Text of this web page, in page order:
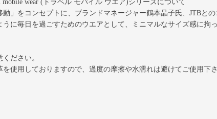
wear (トラベル モバイル ウエア)シリーズについて
動」をコンセプトに、ブランドマネージャー鶴本晶子氏、JTBと
うに毎日を過ごすためのウエアとして、ミニマルなサイズ感に拘
ださい。
を使用しておりますので、過度の摩擦や水濡れは避けてご使用下さ